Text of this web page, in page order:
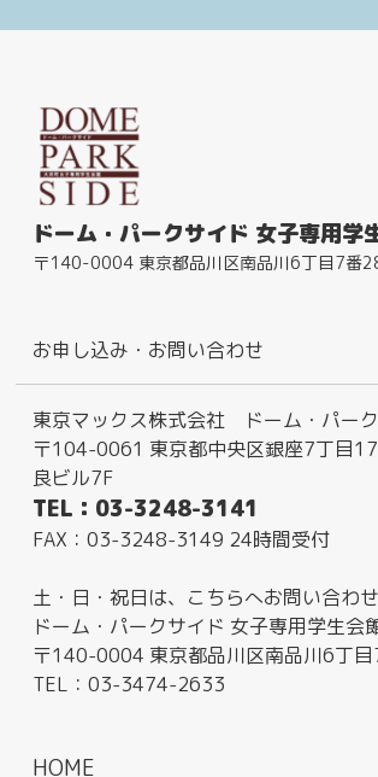
ドーム・パークサイド 女子専用学
〒140-0004 東京都品川区南品川6丁目7番
お申し込み・お問い合わせ
東京マックス株式会社 ドーム・パー
〒104-0061 東京都中央区銀座7丁目
良ビル7F
TEL：03-3248-3141
FAX：03-3248-3149 24時間受付
土・日・祝日は、こちらへお問い合わ
ドーム・パークサイド 女子専用学生会
〒140-0004 東京都品川区南品川6丁
TEL：03-3474-2633
HOME